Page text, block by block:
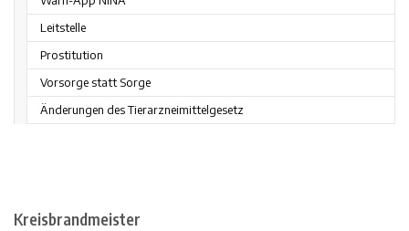
Leitstelle
Prostitution
Vorsorge statt Sorge
Änderungen des Tierarzneimittelgesetz
Kreisbrandmeister